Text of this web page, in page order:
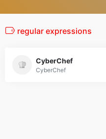
regular expressions
CyberChef
CyberChef